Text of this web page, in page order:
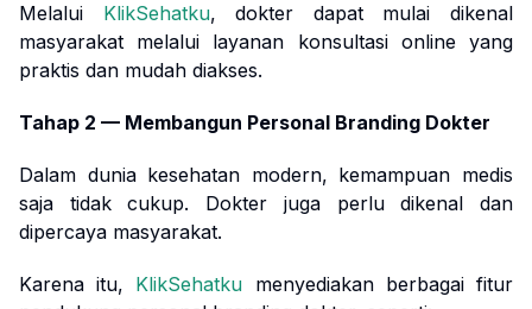
Melalui KlikSehatku, dokter dapat mulai dikenal
masyarakat melalui layanan konsultasi online yang
praktis dan mudah diakses.
Tahap 2 — Membangun Personal Branding Dokter
Dalam dunia kesehatan modern, kemampuan medis
saja tidak cukup. Dokter juga perlu dikenal dan
dipercaya masyarakat.
Karena itu, KlikSehatku menyediakan berbagai fitur